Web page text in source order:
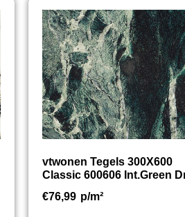
vtwonen Tegels 300X600
Classic 600606 Int.Green
€76,99 p/m²